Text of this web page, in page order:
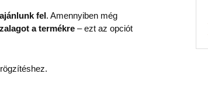
fel. Amennyiben még
a termékre – ezt az opciót